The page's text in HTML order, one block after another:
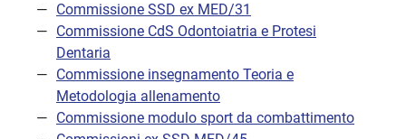
Commissione SSD ex MED/31
Commissione CdS Odontoiatria e Protesi
Dentaria
Commissione insegnamento Teoria e
Metodologia allenamento
Commissione modulo sport da combattimento